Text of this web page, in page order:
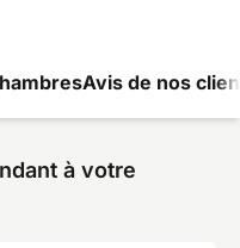
Avis de nos
à votre